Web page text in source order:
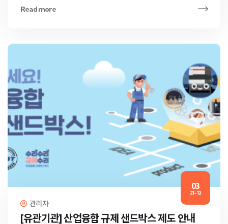
Read more
03
21-12
관리자
[유관기관] 산업융합 규제 샌드박스 제도 안내